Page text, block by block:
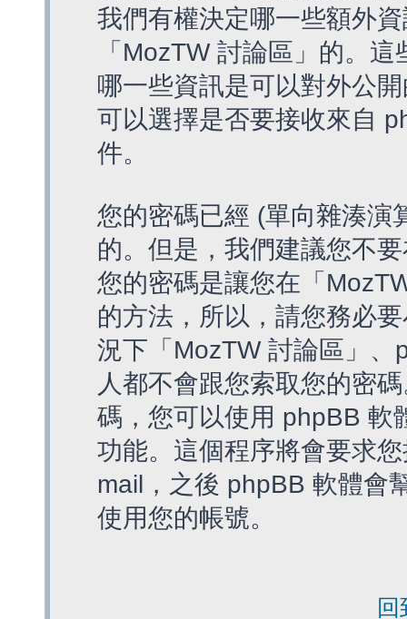
我們有權決定哪一些額外
「MozTW 討論區」的。
哪一些資訊是可以對外公
可以選擇是否要接收來自
件。
您的密碼已經 (單向雜湊演
的。但是，我們建議您不
您的密碼是讓您在「
的方法，所以，請您務必
況下「MozTW 討論區」
人都不會跟您索取您的密
碼，您可以使用 phpBB 軟
功能。這個程序將會要求
mail，之後 phpBB 軟體會
使用您的帳號。